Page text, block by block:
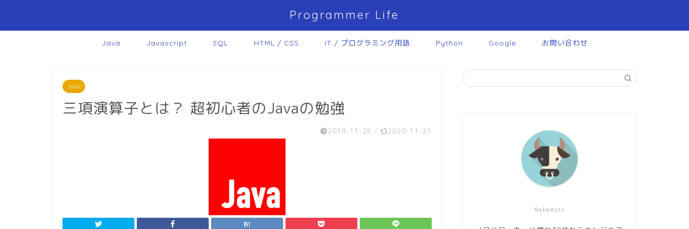
Programmer Life
Java Javascript SQL HTML / CSS IT / プログラミング用語 Python Google お問い合わせ
Java
三項演算子とは？ 超初心者のJavaの勉強
2019-11-25 / 2020-11-21
Nakamoto